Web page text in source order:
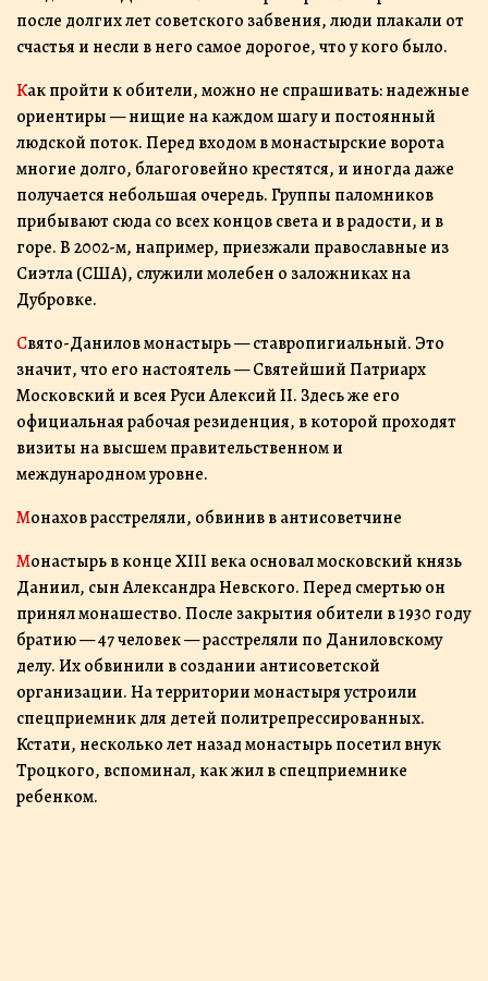
после долгих лет советского забвения, люди плакали от
счастья и несли в него самое дорогое, что у кого было.
Как пройти к обители, можно не спрашивать: надежные
ориентиры — нищие на каждом шагу и постоянный
людской поток. Перед входом в монастырские ворота
многие долго, благоговейно крестятся, и иногда даже
получается небольшая очередь. Группы паломников
прибывают сюда со всех концов света и в радости, и в
горе. В 2002-м, например, приезжали православные из
Сиэтла (США), служили молебен о заложниках на
Дубровке.
Свято-Данилов монастырь — ставропигиальный. Это
значит, что его настоятель — Святейший Патриарх
Московский и всея Руси Алексий II. Здесь же его
официальная рабочая резиденция, в которой проходят
визиты на высшем правительственном и
международном уровне.
Монахов расстреляли, обвинив в антисоветчине
Монастырь в конце XIII века основал московский князь
Даниил, сын Александра Невского. Перед смертью он
принял монашество. После закрытия обители в 1930 году
братию — 47 человек — расстреляли по Даниловскому
делу. Их обвинили в создании антисоветской
организации. На территории монастыря устроили
спецприемник для детей политрепрессированных.
Кстати, несколько лет назад монастырь посетил внук
Троцкого, вспоминал, как жил в спецприемнике
ребенком.